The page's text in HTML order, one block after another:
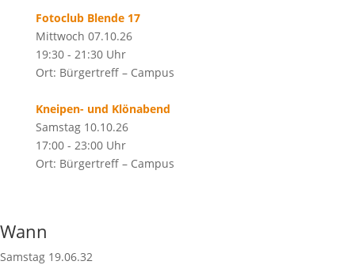
Fotoclub Blende 17
Mittwoch 07.10.26
19:30 - 21:30 Uhr
Ort: Bürgertreff – Campus
Kneipen- und Klönabend
Samstag 10.10.26
17:00 - 23:00 Uhr
Ort: Bürgertreff – Campus
Wann
Samstag 19.06.32